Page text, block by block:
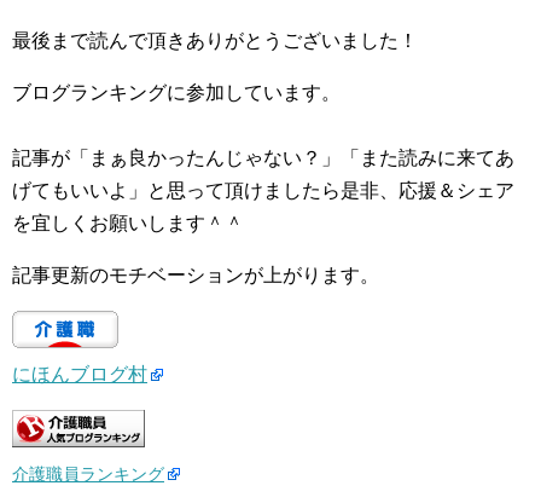
最後まで読んで頂きありがとうございました！
ブログランキングに参加しています。
記事が「まぁ良かったんじゃない？」「また読みに来てあ
げてもいいよ」と思って頂けましたら是非、応援＆シェア
を宜しくお願いします＾＾
記事更新のモチベーションが上がります。
にほんブログ村
介護職員ランキング